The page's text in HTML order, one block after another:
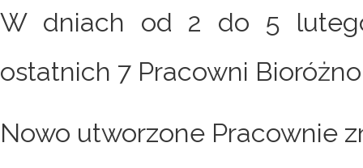
W dniach od 2 do 5
ostatnich 7 Pracowni
Nowo utworzone Pracownie